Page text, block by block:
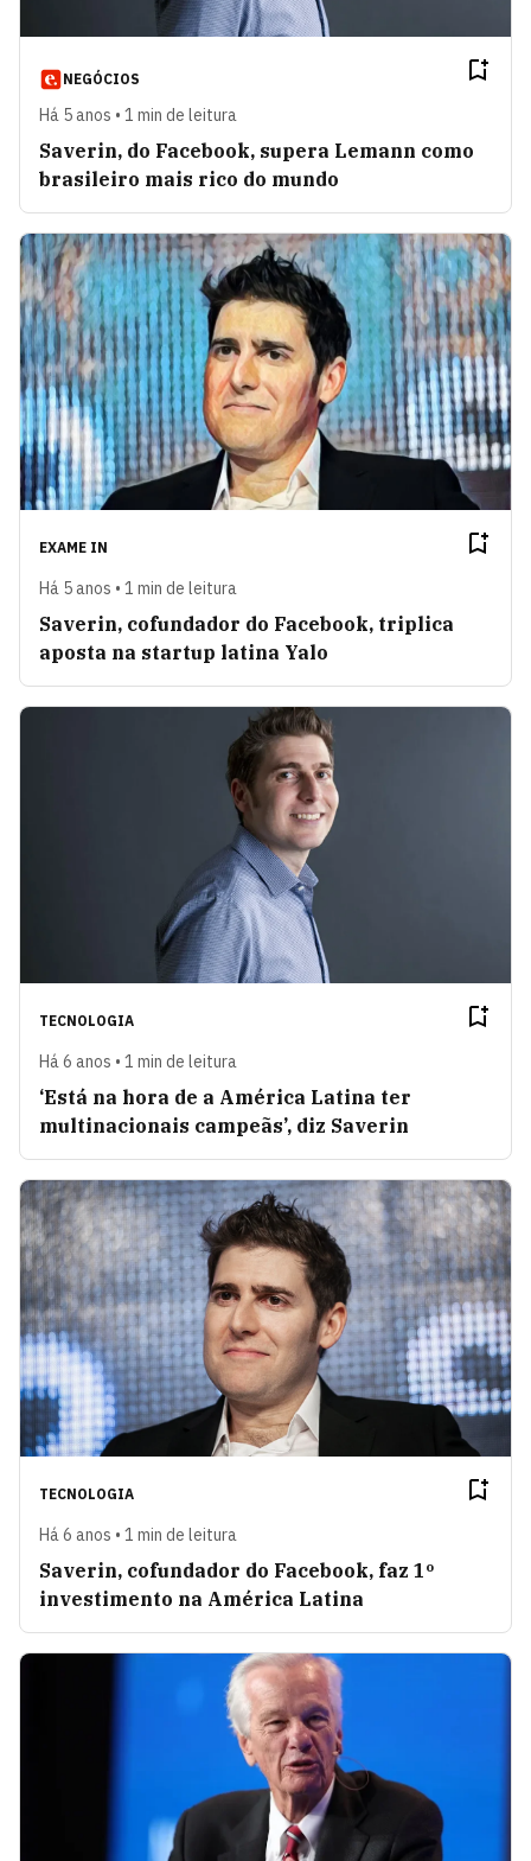
NEGÓCIOS
Há 5 anos • 1 min de leitura
Saverin, do Facebook, supera Lemann como
brasileiro mais rico do mundo
EXAME IN
Há 5 anos • 1 min de leitura
Saverin, cofundador do Facebook, triplica
aposta na startup latina Yalo
TECNOLOGIA
Há 6 anos • 1 min de leitura
‘Está na hora de a América Latina ter
multinacionais campeãs’, diz Saverin
TECNOLOGIA
Há 6 anos • 1 min de leitura
Saverin, cofundador do Facebook, faz 1º
investimento na América Latina